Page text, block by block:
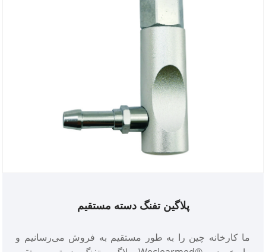
پلاگین تفنگ دسته مستقیم
ما کارخانه چین را به طور مستقیم به فروش می‌رسانیم و